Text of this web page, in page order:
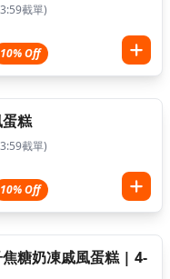
截單)
10% Off
糕
截單)
10% Off
糖奶凍戚風蛋糕 | 4-